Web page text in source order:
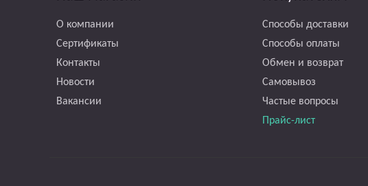
О компании
Сертификаты
Контакты
Новости
Вакансии
Способы доставки
Способы оплаты
Обмен и возврат
Самовывоз
Частые вопросы
Прайс-лист